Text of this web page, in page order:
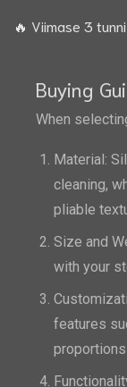
🔥 Viimase 3
Buying
When
Material:
cleaning,
pliable
Size and
with your
features